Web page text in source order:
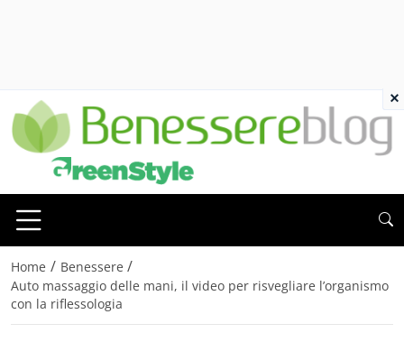
Home / Benessere /
Auto massaggio delle mani, il video per risvegliare l’organismo
con la riflessologia
×